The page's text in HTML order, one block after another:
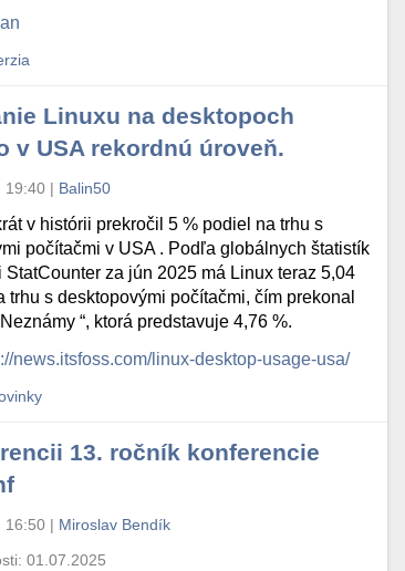
Linuxu na desktopoch
v USA rekordnú úroveň.
19:40 | Balin50
v histórii prekročil 5 % podiel na trhu s
počítačmi v USA . Podľa globálnych štatistík
StatCounter za jún 2025 má Linux teraz 5,04
trhu s desktopovými počítačmi, čím prekonal
“, ktorá predstavuje 4,76 %.
news.itsfoss.com/linux-desktop-usage-usa/
13. ročník konferencie
16:50 | Miroslav Bendík
01.07.2025